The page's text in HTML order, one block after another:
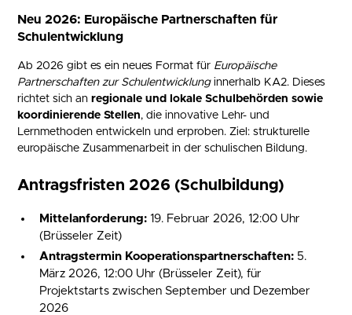
Neu 2026: Europäische Partnerschaften für
Schulentwicklung
Ab 2026 gibt es ein neues Format für Europäische
Partnerschaften zur Schulentwicklunginnerhalb KA2. Dieses
richtet sich anregionale und lokale Schulbehörden sowie
koordinierende Stellen, die innovative Lehr- und
Lernmethoden entwickeln und erproben. Ziel: strukturelle
europäische Zusammenarbeit in der schulischen Bildung.
Antragsfristen 2026 (Schulbildung)
Mittelanforderung: 19. Februar 2026, 12:00 Uhr
(Brüsseler Zeit)
Antragstermin Kooperationspartnerschaften: 5.
März 2026, 12:00 Uhr (Brüsseler Zeit), für
Projektstarts zwischen September und Dezember
2026